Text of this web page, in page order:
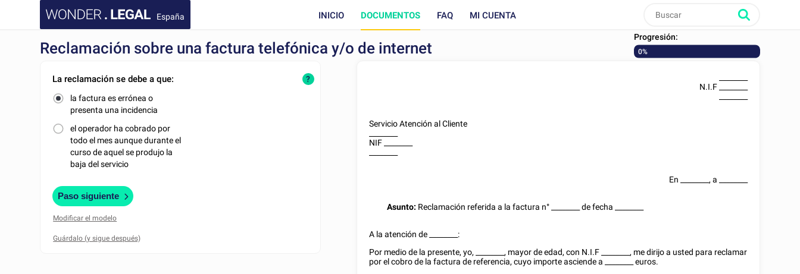
España INICIO DOCUMENTOS FAQ MI CUENTA
Reclamación sobre una factura telefónica y/o de internet
Progresión:
0%
La reclamación se debe a que:
la factura es errónea o
presenta una incidencia
el operador ha cobrado por
todo el mes aunque durante el
curso de aquel se produjo la
baja del servicio
?
Paso siguiente
Modificar el modelo
N.I.F
Servicio Atención al Cliente
NIF
En , a
Asunto: Reclamación referida a la factura n° de fecha
A la atención de
:
Por medio de la presente, yo,
, mayor de edad, con N.I.F
, me dirijo a usted para reclamar
por el cobro de la factura de referencia, cuyo importe asciende a
euros.